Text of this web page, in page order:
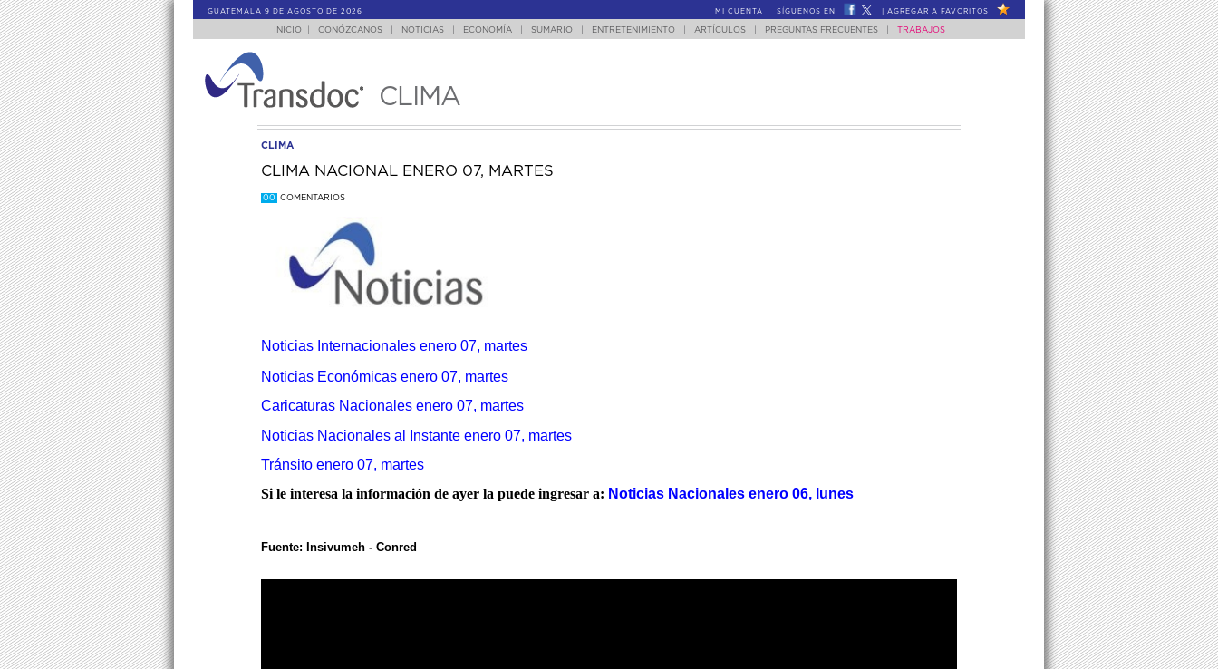
GUATEMALA 9 DE AGOSTO DE 2026 MI CUENTA SÍGUENOS EN AGREGAR A FAVORITOS
INICIO CONÓZCANOS NOTICIAS ECONOMÍA SUMARIO ENTRETENIMIENTO ARTÍCULOS PREGUNTAS FRECUENTES TRABAJOS
CLIMA
CLIMA
CLIMA NACIONAL ENERO 07, MARTES
00 COMENTARIOS
Noticias Internacionales enero 07, martes
Noticias Económicas enero 07, martes
Caricaturas Nacionales enero 07, martes
Noticias Nacionales al Instante enero 07, martes
Tránsito enero 07, martes
Si le interesa la información de ayer la puede ingresar a: Noticias Nacionales enero 06, lunes
Fuente: Insivumeh - Conred